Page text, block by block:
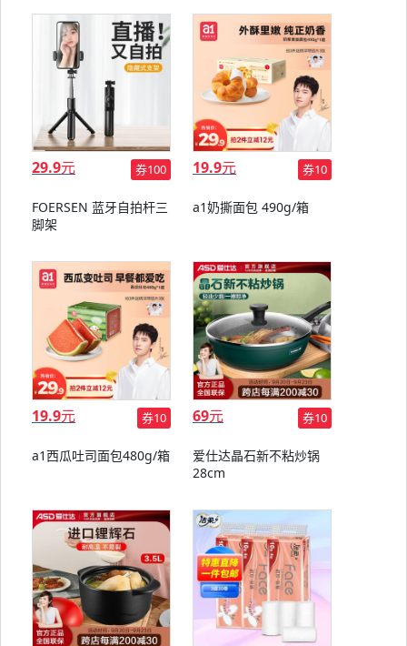
29.9元 券100
FOERSEN 蓝牙自拍杆三
脚架
19.9元 券10
a1奶撕面包 490g/箱
19.9元 券10
a1西瓜吐司面包480g/箱
69元 券10
爱仕达晶石新不粘炒锅
28cm